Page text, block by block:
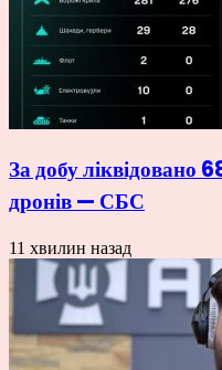
За добу ліквідовано
дронів — СБС
11 хвилин назад